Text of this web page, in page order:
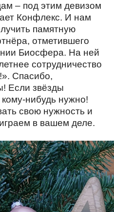
ЭТИКА
ДАННЫХ
СРЕДСТВА
ПРОДУКТЫ
– под этим девизом
Конфлекс. И нам
памятную
отметившего
Биосфера. На ней
сотрудничество
Спасибо,
Если звёзды
нибудь нужно!
свою нужность и
в вашем деле.